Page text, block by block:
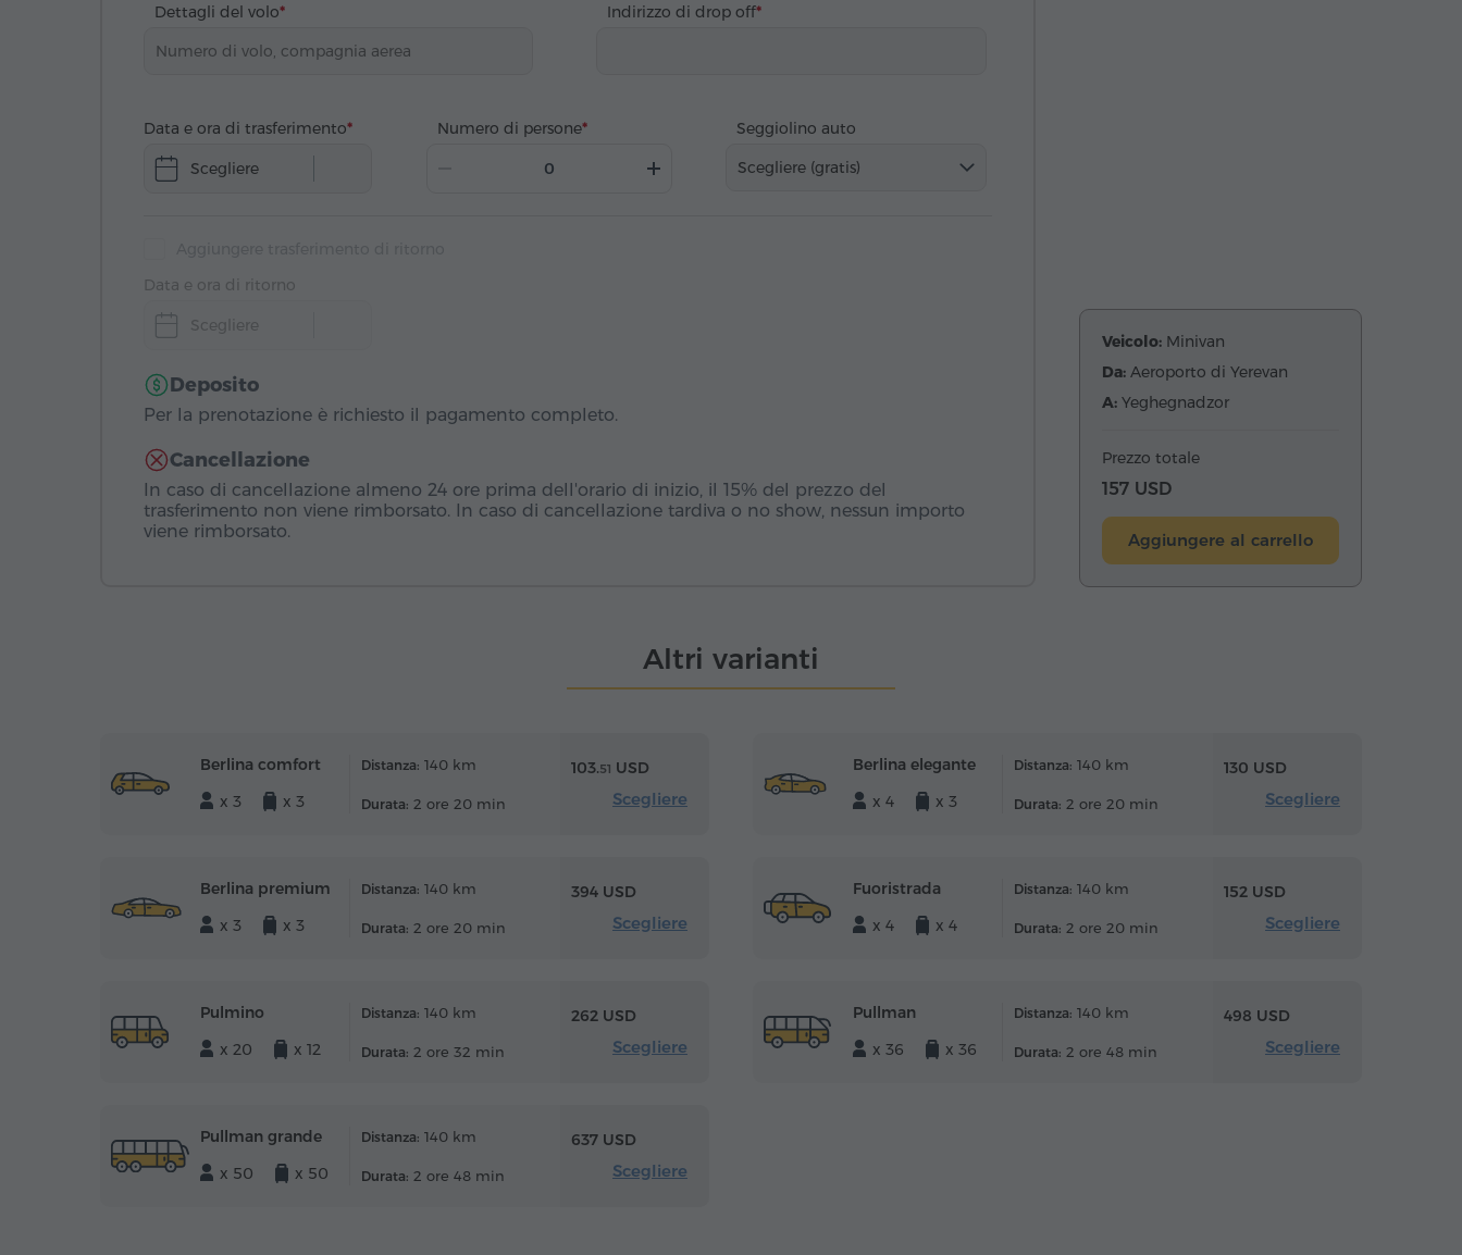
Dettagli del volo Indirizzo di drop off
Data e ora di trasferimento
Scegliere
Numero di persone
Seggiolino auto
Scegliere (gratis)
Data e ora di ritorno
Scegliere
Deposito
Per la prenotazione è richiesto il pagamento completo.
Cancellazione
In caso di cancellazione almeno 24 ore prima dell'orario di inizio, il 15% del prezzo del
trasferimento non viene rimborsato. In caso di cancellazione tardiva o no show, nessun importo
viene rimborsato.
Veicolo: Minivan
Da: Aeroporto di Yerevan
A: Yeghegnadzor
Prezzo totale
157 USD
Aggiungere al carrello
Altri varianti
Berlina comfort
x 3
x 3
Distanza: 140 km
Durata: 2 ore 20 min
103.51 USD
Scegliere
Berlina elegante
x 4
x 3
Distanza: 140 km
Durata: 2 ore 20 min
130 USD
Scegliere
Berlina premium
x 3
x 3
Distanza: 140 km
Durata: 2 ore 20 min
394 USD
Scegliere
Fuoristrada
x 4
x 4
Distanza: 140 km
Durata: 2 ore 20 min
152 USD
Scegliere
Pulmino
x 20
x 12
Distanza: 140 km
Durata: 2 ore 32 min
262 USD
Scegliere
Pullman
x 36
x 36
Distanza: 140 km
Durata: 2 ore 48 min
498 USD
Scegliere
Pullman grande
x 50
x 50
Distanza: 140 km
Durata: 2 ore 48 min
637 USD
Scegliere